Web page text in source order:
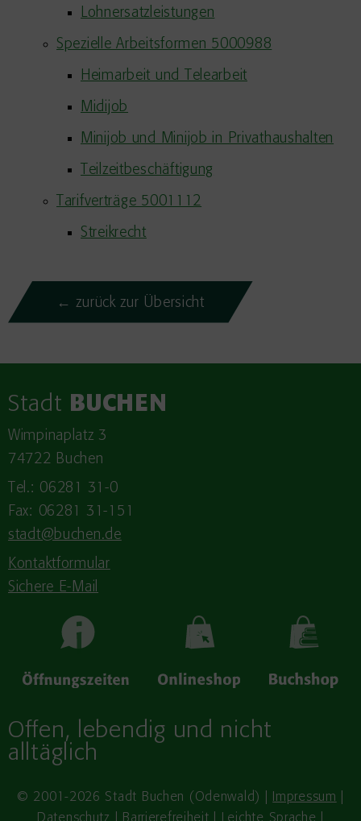
Lohnersatzleistungen
Spezielle Arbeitsformen 5000988
Heimarbeit und Telearbeit
Midijob
Minijob und Minijob in Privathaushalten
Teilzeitbeschäftigung
Tarifverträge 5001112
Streikrecht
← zurück zur Übersicht
Stadt BUCHEN
Wimpinaplatz 3
74722 Buchen
Tel.: 06281 31-0
Fax: 06281 31-151
stadt@buchen.de
Kontaktformular
Sichere E-Mail
Offen, lebendig und nicht
alltäglich
© 2001-2026 Stadt Buchen (Odenwald) | Impressum